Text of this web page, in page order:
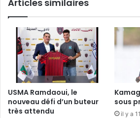
Articles similaires
USMA Ramdaoui, le
nouveau défi d’un buteur
très attendu
sous
il y a